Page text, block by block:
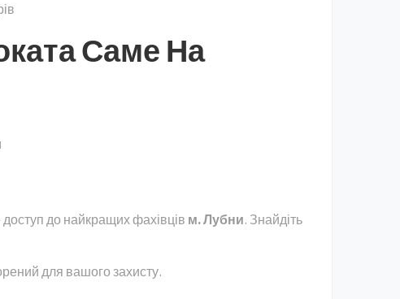
Саме На
до найкращих фахівців м. Лубни. Знайдіть
для вашого захисту.